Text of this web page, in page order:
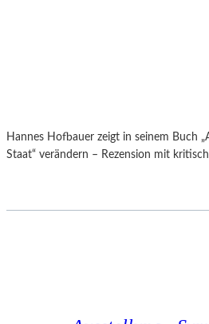
Hannes Hofbauer zeigt in seinem Buch
Staat“ verändern – Rezension mit